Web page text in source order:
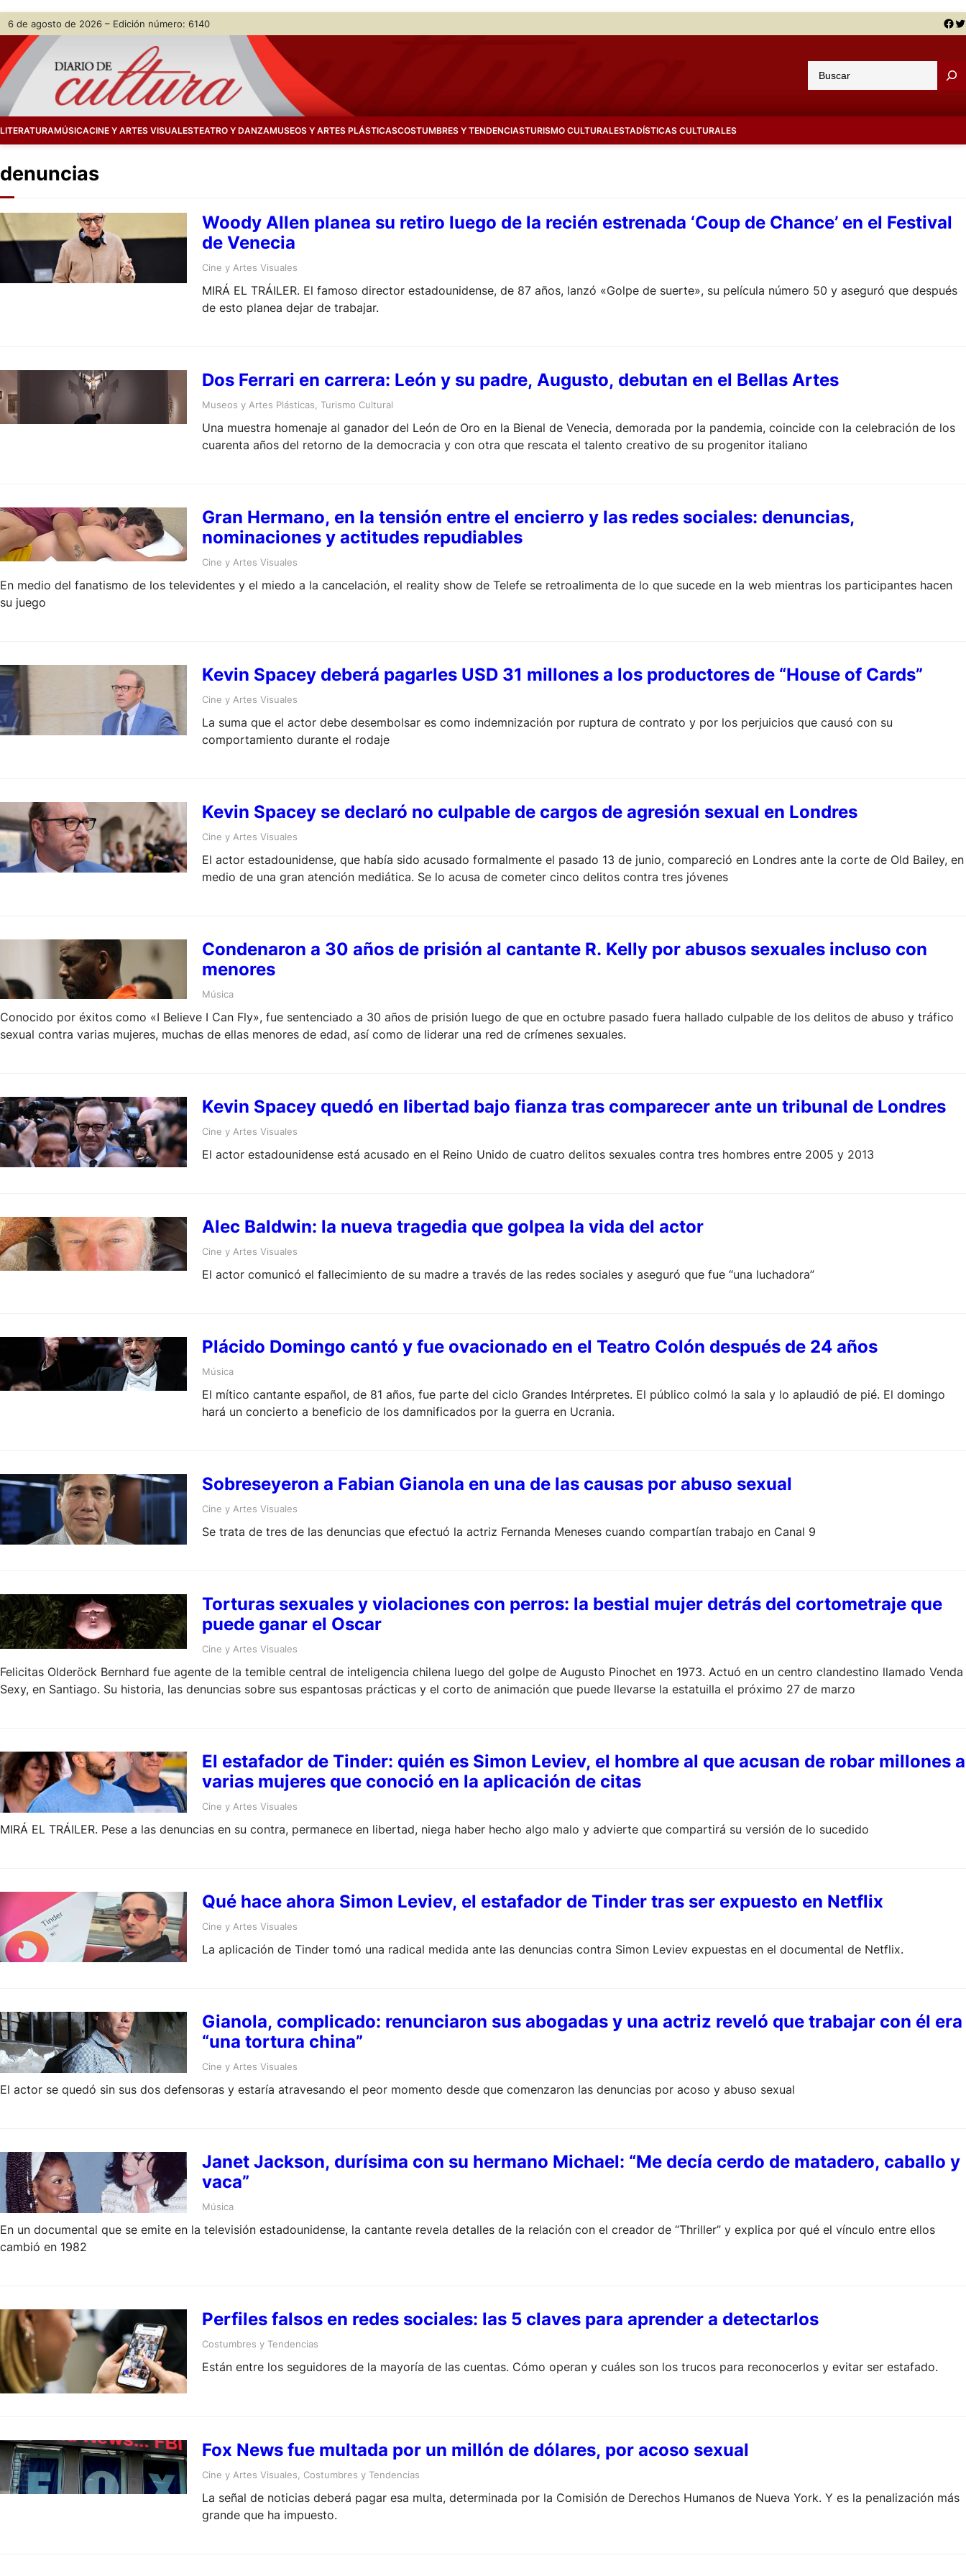
Skip
content
6 de agosto de 2026 – Edición número: 6140 Facebook Twitter
u
a
LITERATURAMÚSICACINE Y ARTES VISUALESTEATRO Y DANZAMUSEOS Y ARTES PLÁSTICASCOSTUMBRES Y TENDENCIASTURISMO CULTURALESTADÍSTICAS CULTURALES
denuncias
Woody Allen planea su retiro luego de la recién estrenada ‘Coup de Chance’ en el Festival
de Venecia
Cine y Artes Visuales
MIRÁ EL TRÁILER. El famoso director estadounidense, de 87 años, lanzó «Golpe de suerte», su película número 50 y aseguró que después
de esto planea dejar de trabajar.
Dos Ferrari en carrera: León y su padre, Augusto, debutan en el Bellas Artes
Museos y Artes Plásticas Turismo Cultural
Una muestra homenaje al ganador del León de Oro en la Bienal de Venecia, demorada por la pandemia, coincide con la celebración de los
cuarenta años del retorno de la democracia y con otra que rescata el talento creativo de su progenitor italiano
Gran Hermano, en la tensión entre el encierro y las redes sociales: denuncias,
nominaciones y actitudes repudiables
Cine y Artes Visuales
En medio del fanatismo de los televidentes y el miedo a la cancelación, el reality show de Telefe se retroalimenta de lo que sucede en la web mientras los participantes hacen
su juego
Kevin Spacey deberá pagarles USD 31 millones a los productores de “House of Cards”
Cine y Artes Visuales
La suma que el actor debe desembolsar es como indemnización por ruptura de contrato y por los perjuicios que causó con su
comportamiento durante el rodaje
Kevin Spacey se declaró no culpable de cargos de agresión sexual en Londres
Cine y Artes Visuales
El actor estadounidense, que había sido acusado formalmente el pasado 13 de junio, compareció en Londres ante la corte de Old Bailey, en
medio de una gran atención mediática. Se lo acusa de cometer cinco delitos contra tres jóvenes
Condenaron a 30 años de prisión al cantante R. Kelly por abusos sexuales incluso con
menores
Música
Conocido por éxitos como «I Believe I Can Fly», fue sentenciado a 30 años de prisión luego de que en octubre pasado fuera hallado culpable de los delitos de abuso y tráfico
sexual contra varias mujeres, muchas de ellas menores de edad, así como de liderar una red de crímenes sexuales.
Kevin Spacey quedó en libertad bajo fianza tras comparecer ante un tribunal de Londres
Cine y Artes Visuales
El actor estadounidense está acusado en el Reino Unido de cuatro delitos sexuales contra tres hombres entre 2005 y 2013
Alec Baldwin: la nueva tragedia que golpea la vida del actor
Cine y Artes Visuales
El actor comunicó el fallecimiento de su madre a través de las redes sociales y aseguró que fue “una luchadora”
Plácido Domingo cantó y fue ovacionado en el Teatro Colón después de 24 años
Música
El mítico cantante español, de 81 años, fue parte del ciclo Grandes Intérpretes. El público colmó la sala y lo aplaudió de pié. El domingo
hará un concierto a beneficio de los damnificados por la guerra en Ucrania.
Sobreseyeron a Fabian Gianola en una de las causas por abuso sexual
Cine y Artes Visuales
Se trata de tres de las denuncias que efectuó la actriz Fernanda Meneses cuando compartían trabajo en Canal 9
Torturas sexuales y violaciones con perros: la bestial mujer detrás del cortometraje que
puede ganar el Oscar
Cine y Artes Visuales
Felicitas Olderöck Bernhard fue agente de la temible central de inteligencia chilena luego del golpe de Augusto Pinochet en 1973. Actuó en un centro clandestino llamado Venda
Sexy, en Santiago. Su historia, las denuncias sobre sus espantosas prácticas y el corto de animación que puede llevarse la estatuilla el próximo 27 de marzo
El estafador de Tinder: quién es Simon Leviev, el hombre al que acusan de robar millones a
varias mujeres que conoció en la aplicación de citas
Cine y Artes Visuales
MIRÁ EL TRÁILER. Pese a las denuncias en su contra, permanece en libertad, niega haber hecho algo malo y advierte que compartirá su versión de lo sucedido
Qué hace ahora Simon Leviev, el estafador de Tinder tras ser expuesto en Netflix
Cine y Artes Visuales
La aplicación de Tinder tomó una radical medida ante las denuncias contra Simon Leviev expuestas en el documental de Netflix.
Gianola, complicado: renunciaron sus abogadas y una actriz reveló que trabajar con él era
“una tortura china”
Cine y Artes Visuales
El actor se quedó sin sus dos defensoras y estaría atravesando el peor momento desde que comenzaron las denuncias por acoso y abuso sexual
Janet Jackson, durísima con su hermano Michael: “Me decía cerdo de matadero, caballo y
vaca”
Música
En un documental que se emite en la televisión estadounidense, la cantante revela detalles de la relación con el creador de “Thriller” y explica por qué el vínculo entre ellos
cambió en 1982
Perfiles falsos en redes sociales: las 5 claves para aprender a detectarlos
Costumbres y Tendencias
Están entre los seguidores de la mayoría de las cuentas. Cómo operan y cuáles son los trucos para reconocerlos y evitar ser estafado.
Fox News fue multada por un millón de dólares, por acoso sexual
Cine y Artes Visuales Costumbres y Tendencias
La señal de noticias deberá pagar esa multa, determinada por la Comisión de Derechos Humanos de Nueva York. Y es la penalización más
grande que ha impuesto.